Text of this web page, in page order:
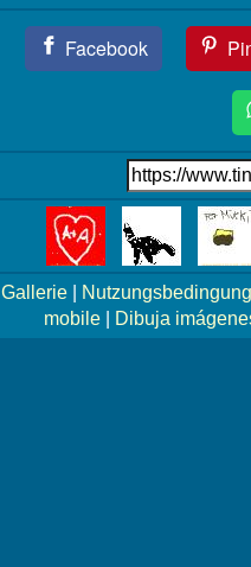
Facebook
Gallerie
mobile| Dibuja